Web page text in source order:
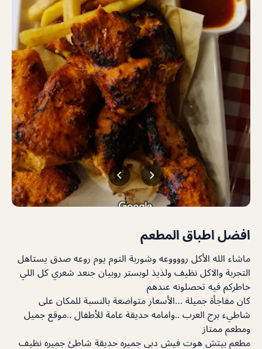
افضل اطباق المطعم
ماشاء الله الأكل رووووعه وشوربة التوم يوم روعه صدق يستاهل
التجربة والاكل نظيف ولذيذ لوبستر روبيان جنعد شعري كل اللي
خاطركم فيه تحصلونه عندهم
كان مفاجأة جميلة …الأسعار متواضعة بالنسبة للمكان على
شاطيء برج العرب ..وامامه حديقة عامة للأطفال ..موقع جميل
ومطعم ممتاز
مطعم بيتش هوت فيش دبي جميره حديقة شاطئ جميره نظيف